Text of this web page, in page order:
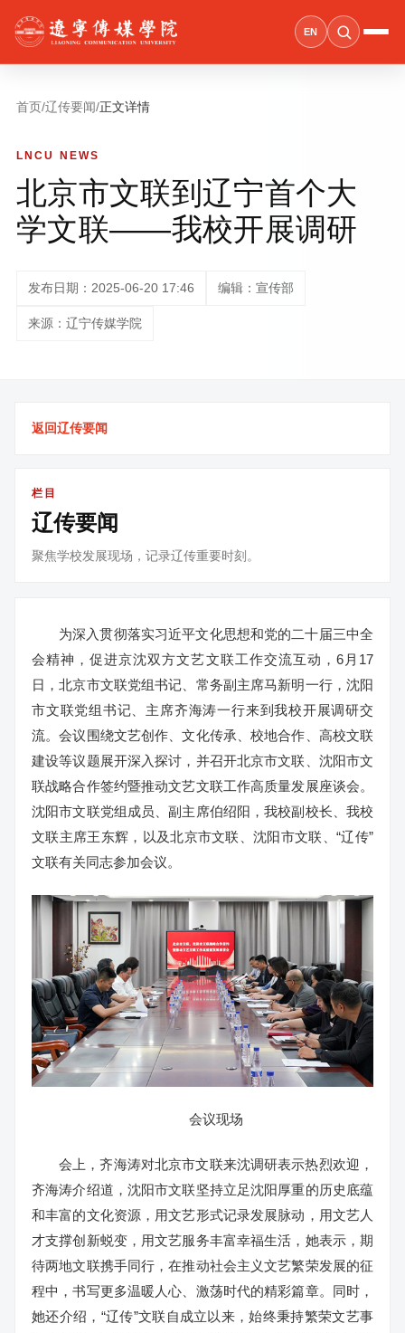
EN
首页/辽传要闻/正文详情
LNCU NEWS
北京市文联到辽宁首个大
学文联——我校开展调研
发布日期：2025-06-20 17:46 编辑：宣传部
来源：辽宁传媒学院
返回辽传要闻
栏目
辽传要闻
聚焦学校发展现场，记录辽传重要时刻。
为深入贯彻落实习近平文化思想和党的二十届三中全
会精神，促进京沈双方文艺文联工作交流互动，6月17
日，北京市文联党组书记、常务副主席马新明一行，沈阳
市文联党组书记、主席齐海涛一行来到我校开展调研交
流。会议围绕文艺创作、文化传承、校地合作、高校文联
建设等议题展开深入探讨，并召开北京市文联、沈阳市文
联战略合作签约暨推动文艺文联工作高质量发展座谈会。
沈阳市文联党组成员、副主席伯绍阳，我校副校长、我校
文联主席王东辉，以及北京市文联、沈阳市文联、“辽传”
文联有关同志参加会议。
会议现场
会上，齐海涛对北京市文联来沈调研表示热烈欢迎，
齐海涛介绍道，沈阳市文联坚持立足沈阳厚重的历史底蕴
和丰富的文化资源，用文艺形式记录发展脉动，用文艺人
才支撑创新蜕变，用文艺服务丰富幸福生活，她表示，期
待两地文联携手同行，在推动社会主义文艺繁荣发展的征
程中，书写更多温暖人心、激荡时代的精彩篇章。同时，
她还介绍，“辽传”文联自成立以来，始终秉持繁荣文艺事